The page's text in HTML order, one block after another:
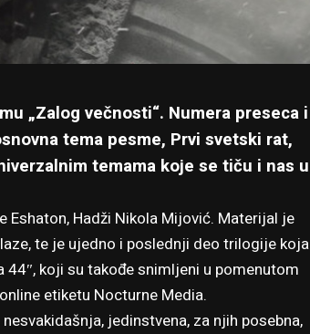
„Zalog večnosti“. Numera preseca i
tema pesme, Prvi svetski rat,
temama koje se tiču i nas u
Hadži Nikola Mijović. Materijal je
te je ujedno i poslednji deo trilogije koja
koji su takođe snimljeni u pomenutom
etiketu Nocturne Media.
jedinstvena, za njih posebna,